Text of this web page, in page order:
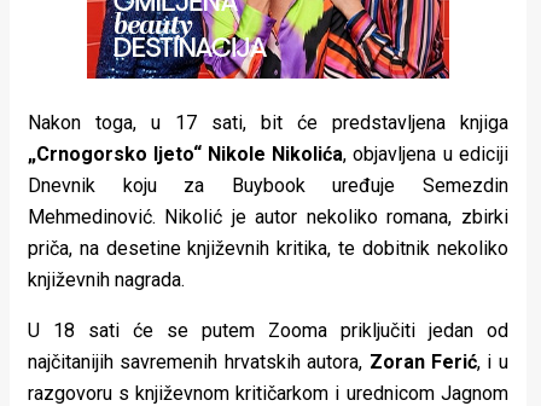
Nakon toga, u 17 sati, bit će predstavljena knjiga
„Crnogorsko ljeto“ Nikole Nikolića, objavljena u ediciji
Dnevnik koju za Buybook uređuje Semezdin
Mehmedinović. Nikolić je autor nekoliko romana, zbirki
priča, na desetine književnih kritika, te dobitnik nekoliko
književnih nagrada.
U 18 sati će se putem Zooma priključiti jedan od
najčitanijih savremenih hrvatskih autora, Zoran Ferić, i u
razgovoru s književnom kritičarkom i urednicom Jagnom